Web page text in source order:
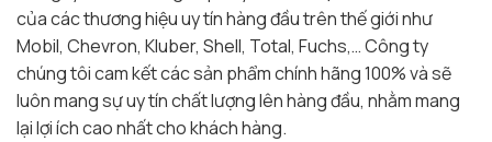
của các thương hiệu uy tín hàng đầu trên thế giới như
Mobil, Chevron, Kluber, Shell, Total, Fuchs,… Công ty
chúng tôi cam kết các sản phẩm chính hãng 100% và sẽ
luôn mang sự uy tín chất lượng lên hàng đầu, nhằm mang
lại lợi ích cao nhất cho khách hàng.